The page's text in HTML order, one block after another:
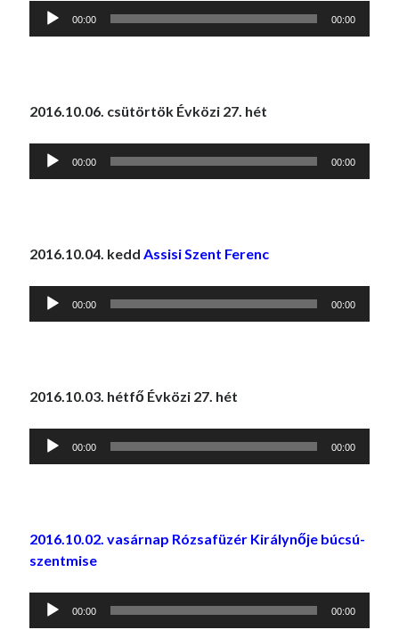
Audió
00:00 00:00
2016.10.06. csütörtök Évközi 27. hét
Audió
00:00 00:00
2016.10.04. keddAssisi Szent Ferenc
Audió
00:00 00:00
2016.10.03. hétfő Évközi 27. hét
Audió
00:00 00:00
2016.10.02. vasárnap Rózsafüzér Királynője búcsú-
szentmise
Audió
00:00 00:00